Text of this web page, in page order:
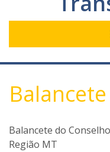
Balancete do
Região MT